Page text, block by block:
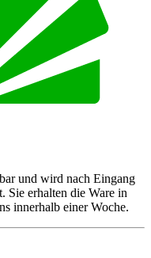
und wird nach Eingang
Sie erhalten die Ware in
innerhalb einer Woche.